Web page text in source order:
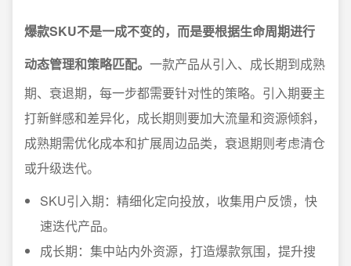
爆款SKU不是一成不变的，而是要根据生命周期进行
动态管理和策略匹配。 一款产品从引入、成长期到成熟
期、衰退期，每一步都需要针对性的策略。引入期要主
打新鲜感和差异化，成长期则要加大流量和资源倾斜，
成熟期需优化成本和扩展周边品类，衰退期则考虑清仓
或升级迭代。
SKU引入期：精细化定向投放，收集用户反馈，快
速迭代产品。
成长期：集中站内外资源，打造爆款氛围，提升搜